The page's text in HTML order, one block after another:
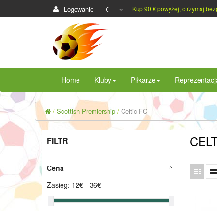
Logowanie € Kup 90 € powyżej, otrzymaj
Home Kluby Piłkarze
Scottish Premiership Celtic FC
FILTR
Cena
Zasięg: 12€ - 36€